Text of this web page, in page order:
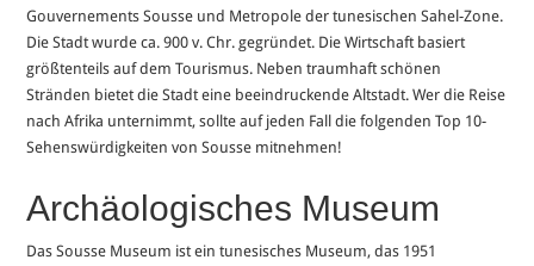
Gouvernements Sousse und Metropole der tunesischen Sahel-Zone.
Die Stadt wurde ca. 900 v. Chr. gegründet. Die Wirtschaft basiert
größtenteils auf dem Tourismus. Neben traumhaft schönen
Stränden bietet die Stadt eine beeindruckende Altstadt. Wer die Reise
nach Afrika unternimmt, sollte auf jeden Fall die folgenden Top 10-
Sehenswürdigkeiten von Sousse mitnehmen!
Archäologisches Museum
Das Sousse Museum ist ein tunesisches Museum, das 1951